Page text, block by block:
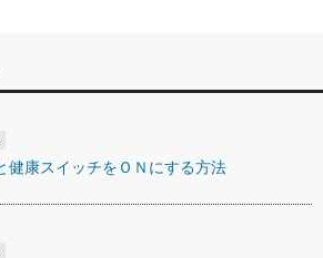
健康スイッチをＯＮにする方法